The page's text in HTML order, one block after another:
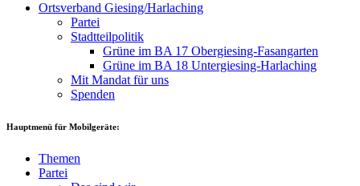
Ortsverband Giesing/Harlaching
Partei
Stadtteilpolitik
Grüne im BA 17 Obergiesing-Fasangarten
Grüne im BA 18 Untergiesing-Harlaching
Mit Mandat für uns
Spenden
Hauptmenü für Mobilgeräte:
Themen
Partei